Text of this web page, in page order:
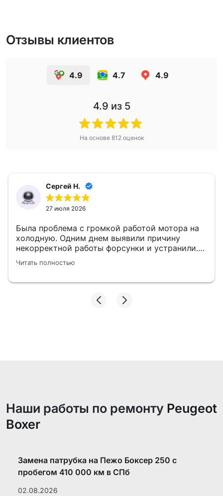
Отзывы клиентов
4.9 4.7 4.9
4.9 из 5
На основе 812оценок
Сергей Н.
27 июля 2026
Была проблема с громкой работой мотора на
холодную. Одним днем выявили причину
некорректной работы форсунки и устранили.
👍
Читать полностью
Наши работы по ремонту Peugeot
Boxer
Замена патрубка на Пежо Боксер 250 с
пробегом 410 000 км в СПб
02.08.2026